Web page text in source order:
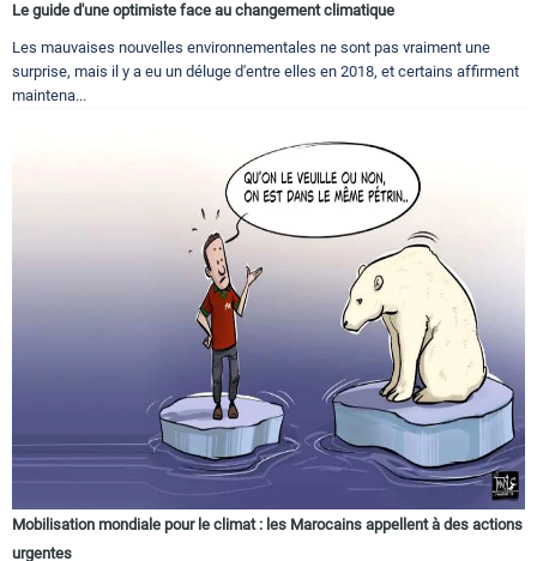
Le guide d'une optimiste face au changement climatique
Les mauvaises nouvelles environnementales ne sont pas vraiment une
surprise, mais il y a eu un déluge d'entre elles en 2018, et certains affirment
maintena...
Mobilisation mondiale pour le climat : les Marocains appellent à des actions
urgentes